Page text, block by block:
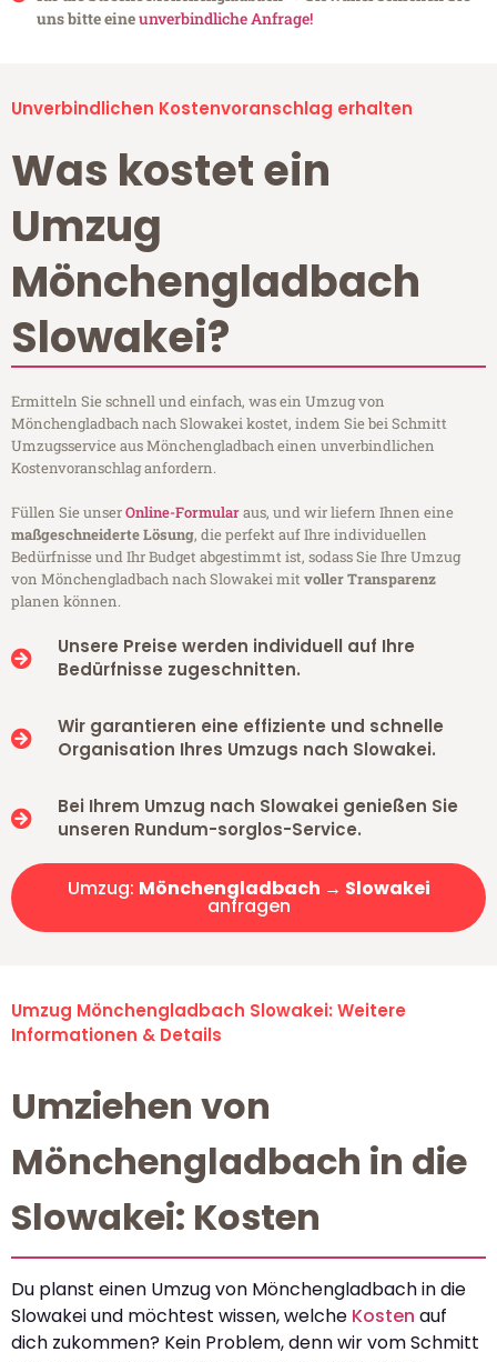
uns bitte eineunverbindliche Anfrage!
Unverbindlichen Kostenvoranschlag erhalten
Was kostet ein
Umzug
Mönchengladbach
Slowakei?
Ermitteln Sie schnell und einfach, was ein Umzug von
Mönchengladbach nach Slowakei kostet, indem Sie bei Schmitt
Umzugsservice aus Mönchengladbach einen unverbindlichen
Kostenvoranschlag anfordern.
Füllen Sie unserOnline-Formularaus, und wir liefern Ihnen eine
maßgeschneiderte Lösung, die perfekt auf Ihre individuellen
Bedürfnisse und Ihr Budget abgestimmt ist, sodass Sie Ihre Umzug
von Mönchengladbach nach Slowakei mitvoller Transparenz
planen können.
Unsere Preise werden individuell auf Ihre
Bedürfnisse zugeschnitten.
Wir garantieren eine effiziente und schnelle
Organisation Ihres Umzugs nach Slowakei.
Bei Ihrem Umzug nach Slowakei genießen Sie
unseren Rundum-sorglos-Service.
Umzug: Mönchengladbach → Slowakei
anfragen
Umzug Mönchengladbach Slowakei: Weitere
Informationen & Details
Umziehen von
Mönchengladbach in die
Slowakei: Kosten
Du planst einen Umzug von Mönchengladbach in die
Slowakei und möchtest wissen, welche Kosten auf
dich zukommen? Kein Problem, denn wir vom Schmitt